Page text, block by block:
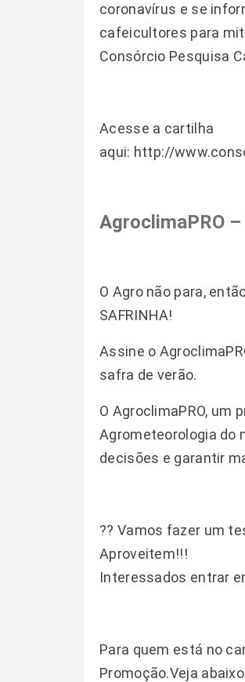
coronavírus e se
cafeicultores para
Consórcio Pesquisa
Acesse a cartilha
aqui: http://
AgroclimaPRO
O Agro não para,
SAFRINHA!
Assine o
safra de verão.
O AgroclimaPRO, um
Agrometeorologia do
decisões e garantir
?? Vamos fazer um
Aproveitem!!!
Interessados entrar
Para quem está no
Promoção.Veja